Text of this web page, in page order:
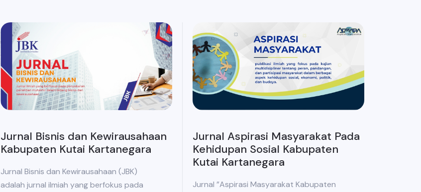
Jurnal Bisnis dan Kewirausahaan
Kabupaten Kutai Kartanegara
Jurnal Bisnis dan Kewirausahaan (JBK)
adalah jurnal ilmiah yang berfokus pada
Jurnal Aspirasi Masyarakat Pada
Kehidupan Sosial Kabupaten
Kutai Kartanegara
Jurnal ”Aspirasi Masyarakat Kabupaten